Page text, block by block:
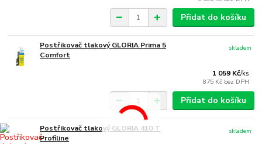
Přidat do košíku
Postřikovač tlakový GLORIA Prima 5
Comfort
1 059 Kč/ks
875 Kč bez DPH
skladem
Přidat do košíku
Postřikovač tlakový GLORIA 410 T
Profiline
skladem